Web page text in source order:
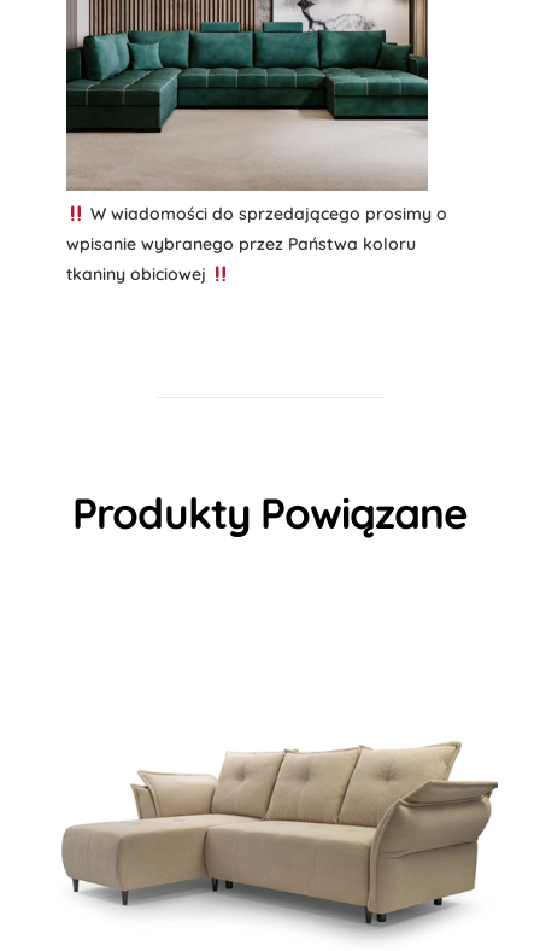
W wiadomości do sprzedającego prosimy o
wpisanie wybranego przez Państwa koloru
tkaniny obiciowej
Produkty Powiązane